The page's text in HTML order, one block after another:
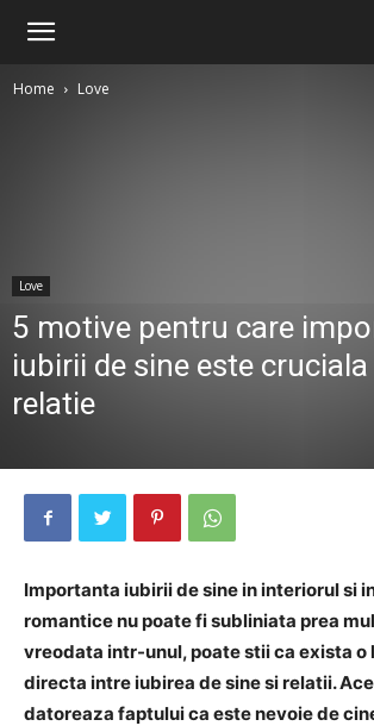
Home Love
Love
5 motive pentru care
iubirii de sine este
relatie
Importanta iubirii de sine in interiorul si
romantice nu poate fi subliniata prea
vreodata intr-unul, poate stii ca exista o
directa intre iubirea de sine si relatii.
datoreaza faptului ca este nevoie de